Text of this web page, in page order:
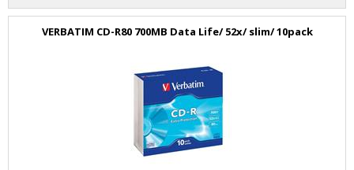
VERBATIM CD-R80 700MB Data Life/ 52x/ slim/ 10pack